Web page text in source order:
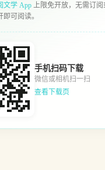
文学 App 上限免开放，无需订
可阅读。
手机扫码下载
微信或相机扫一扫
查看下载页